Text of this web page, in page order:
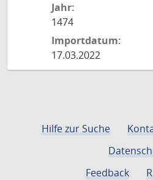
Jahr:
1474
Importdatum:
17.03.2022
Hilfe zur Suche
Feedback